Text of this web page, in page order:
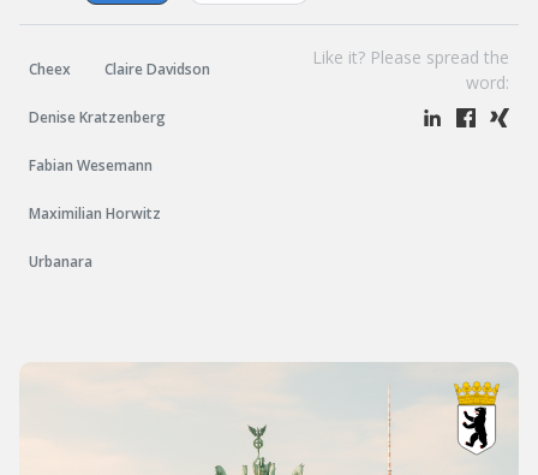
Cheex Claire Davidson
Denise Kratzenberg
Fabian Wesemann
Maximilian Horwitz
Urbanara
Like it? Please spread the
word: